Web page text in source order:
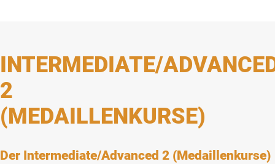
INTERMEDIATE/
2
(MEDAILLENKURSE)
Der Intermediate/Advanced 2 (Medaillenkurse)